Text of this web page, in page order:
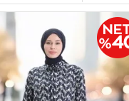
أزرق داكن